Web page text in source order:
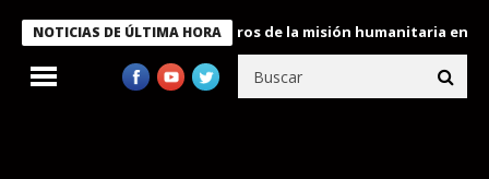
NOTICIAS DE ÚLTIMA HORA
condecora a miembros de la misión humanitaria enviada a